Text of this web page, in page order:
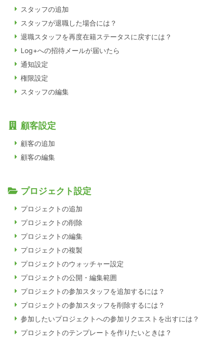
スタッフの追加
スタッフが退職した場合には？
退職スタッフを再度在籍ステータスに戻すには？
Log+への招待メールが届いたら
通知設定
権限設定
スタッフの編集
顧客設定
顧客の追加
顧客の編集
プロジェクト設定
プロジェクトの追加
プロジェクトの削除
プロジェクトの編集
プロジェクトの複製
プロジェクトのウォッチャー設定
プロジェクトの公開・編集範囲
プロジェクトの参加スタッフを追加するには？
プロジェクトの参加スタッフを削除するには？
参加したいプロジェクトへの参加リクエストを出すには？
プロジェクトのテンプレートを作りたいときは？